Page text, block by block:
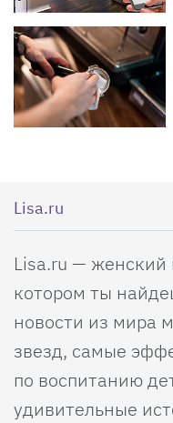
Lisa.ru
Lisa.ru — женский
котором ты
новости из мира
звезд, самые
по воспитанию
удивительные